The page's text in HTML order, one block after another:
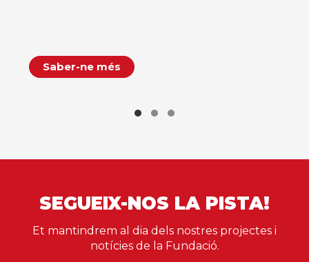
Saber-ne més
SEGUEIX-NOS LA PISTA!
Et mantindrem al dia dels nostres projectes i
notícies de la Fundació.